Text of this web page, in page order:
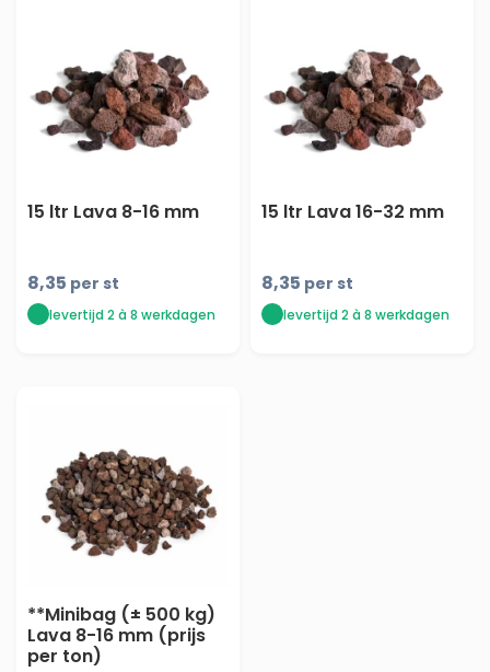
15 ltr Lava 8-16 mm
8,35 per st
levertijd 2 à 8 werkdagen
15 ltr Lava 16-32 mm
8,35 per st
levertijd 2 à 8 werkdagen
**Minibag (± 500 kg)
Lava 8-16 mm (prijs
per ton)